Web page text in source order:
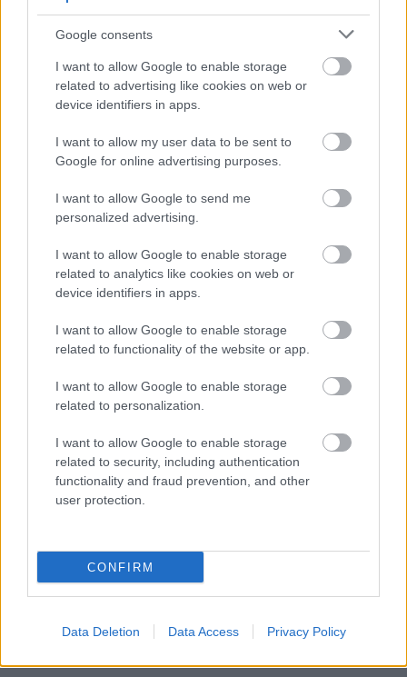
Google consents
I want to allow Google to enable storage
related to advertising like cookies on web or
device identifiers in apps.
I want to allow my user data to be sent to
Google for online advertising purposes.
I want to allow Google to send me
personalized advertising.
I want to allow Google to enable storage
related to analytics like cookies on web or
device identifiers in apps.
I want to allow Google to enable storage
related to functionality of the website or app.
I want to allow Google to enable storage
related to personalization.
I want to allow Google to enable storage
related to security, including authentication
functionality and fraud prevention, and other
user protection.
CONFIRM
Data Deletion Data Access Privacy Policy
Leg-leg-legélményebb koncertek:
1. Thy Catafalque(Budapest Park, május 11.)
2. Voivod(CAN)(Dürer-kert, június 7.)